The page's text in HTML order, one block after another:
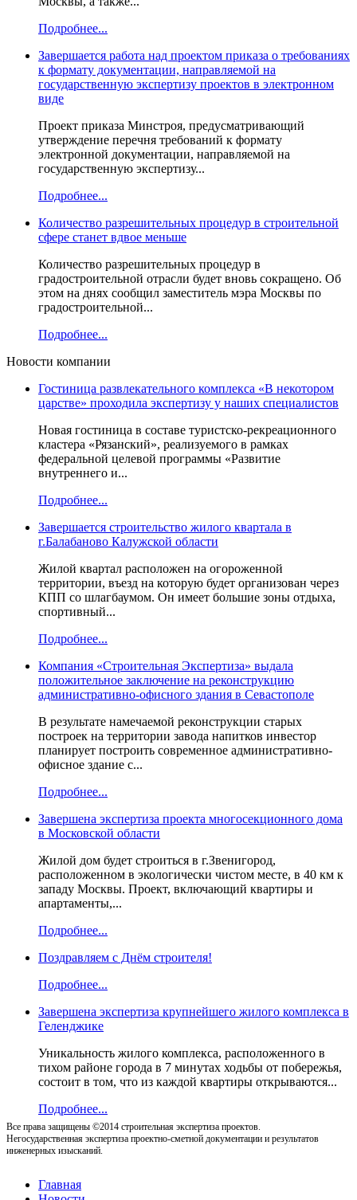
Подробнее...
Завершается работа над проектом приказа о требованиях
к формату документации, направляемой на
государственную экспертизу проектов в электронном
виде
Проект приказа Минстроя, предусматривающий
утверждение перечня требований к формату
электронной документации, направляемой на
государственную экспертизу...
Подробнее...
Количество разрешительных процедур в строительной
сфере станет вдвое меньше
Количество разрешительных процедур в
градостроительной отрасли будет вновь сокращено. Об
этом на днях сообщил заместитель мэра Москвы по
градостроительной...
Подробнее...
Новости компании
Гостиница развлекательного комплекса «В некотором
царстве» проходила экспертизу у наших специалистов
Новая гостиница в составе туристско-рекреационного
кластера «Рязанский», реализуемого в рамках
федеральной целевой программы «Развитие
внутреннего и...
Подробнее...
Завершается строительство жилого квартала в
г.Балабаново Калужской области
Жилой квартал расположен на огороженной
территории, въезд на которую будет организован через
КПП со шлагбаумом. Он имеет большие зоны отдыха,
спортивный...
Подробнее...
Компания «Строительная Экспертиза» выдала
положительное заключение на реконструкцию
административно-офисного здания в Севастополе
В результате намечаемой реконструкции старых
построек на территории завода напитков инвестор
планирует построить современное административно-
офисное здание с...
Подробнее...
Завершена экспертиза проекта многосекционного дома
в Московской области
Жилой дом будет строиться в г.Звенигород,
расположенном в экологически чистом месте, в 40 км к
западу Москвы. Проект, включающий квартиры и
апартаменты,...
Подробнее...
Поздравляем с Днём строителя!
Подробнее...
Завершена экспертиза крупнейшего жилого комплекса в
Геленджике
Уникальность жилого комплекса, расположенного в
тихом районе города в 7 минутах ходьбы от побережья,
состоит в том, что из каждой квартиры открываются...
Подробнее...
Все права защищены ©2014 строительная экспертиза проектов.
Негосударственная экспертиза проектно-сметной документации и результатов
инженерных изысканий.
Главная